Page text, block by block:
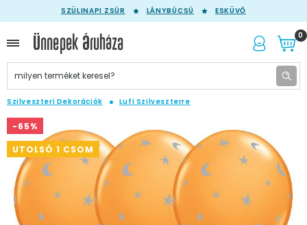
SZÜLINAPI ZSÚR LÁNYBÚCSÚ ESKÜVŐ
0
Szilveszteri Dekorációk Lufi Szilveszterre
-65%
UTOLSÓ 1 CSOM